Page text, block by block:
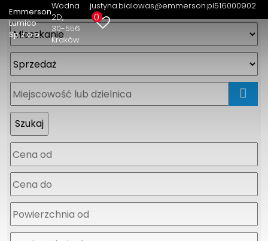
Emmerson
Lumico
Sp.z o.o.
Wodna
2D
30-556
Kraków
justyna.bialowas@emmerson.pl516000902
0